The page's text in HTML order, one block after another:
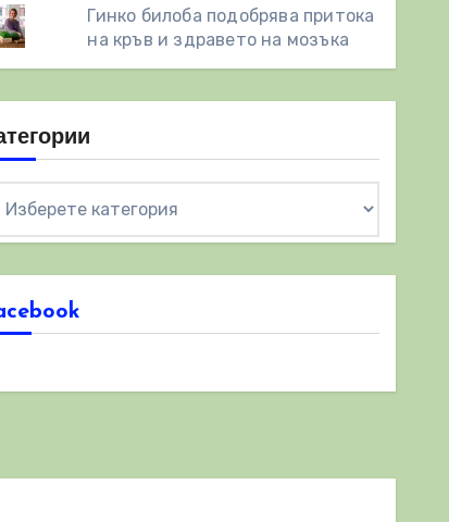
Гинко билоба подобрява притока
на кръв и здравето на мозъка